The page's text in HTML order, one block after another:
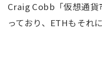
Craig Cobb「仮想通貨
っており、ETHもそれ